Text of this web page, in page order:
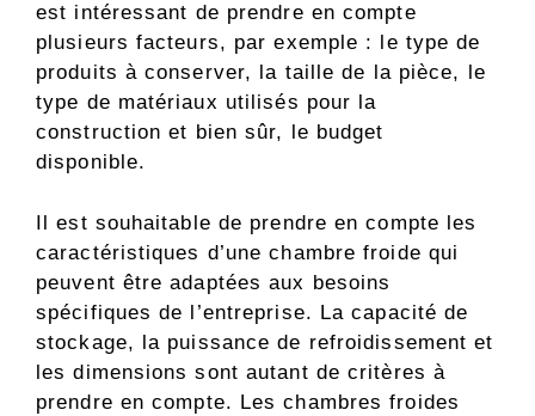
est intéressant de prendre en compte
plusieurs facteurs, par exemple : le type de
produits à conserver, la taille de la pièce, le
type de matériaux utilisés pour la
construction et bien sûr, le budget
disponible.
Il est souhaitable de prendre en compte les
caractéristiques d’une chambre froide qui
peuvent être adaptées aux besoins
spécifiques de l’entreprise. La capacité de
stockage, la puissance de refroidissement et
les dimensions sont autant de critères à
prendre en compte. Les chambres froides